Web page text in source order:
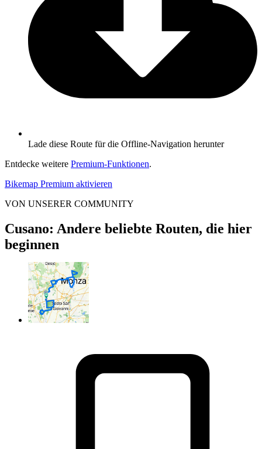
Lade diese Route für die Offline-Navigation herunter
Entdecke weitere Premium-Funktionen.
Bikemap Premium aktivieren
VON UNSERER COMMUNITY
Cusano: Andere beliebte Routen, die hier
beginnen